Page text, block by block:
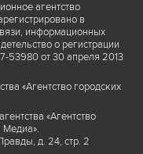
агентство
в
информационных
о регистрации
53980 от 30 апреля 2013
«Агентство городских
«Агентство
Медиа».
д. 24, стр. 2